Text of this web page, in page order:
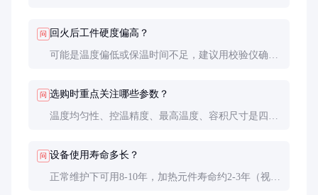
问 回火后工件硬度偏高？
可能是温度偏低或保温时间不足，建议用校验仪确认
问 选购时重点关注哪些参数？
温度均匀性、控温精度、最高温度、容积尺寸是四大
问 设备使用寿命多长？
正常维护下可用8-10年，加热元件寿命约2-3年（视使